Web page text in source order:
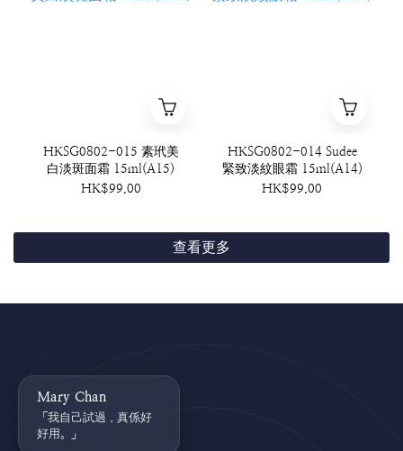
HKSG0802-015 素玳美
白淡斑面霜 15ml(A15)
HK$99.00
HKSG0802-014 Sudee
緊致淡紋眼霜 15ml(A14)
HK$99.00
查看更多
Mary Chan
「我自己試過，真係好
好用。」